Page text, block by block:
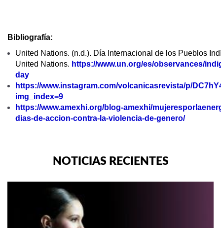
Bibliografía:
United Nations. (n.d.). Día Internacional de los Pueblos
United Nations. https://www.un.org/es/observances/
day
https://www.instagram.com/volcanicasrevista/p/
img_index=9
https://www.amexhi.org/blog-amexhi/
dias-de-accion-contra-la-violencia-de-genero/
NOTICIAS RECIENTES